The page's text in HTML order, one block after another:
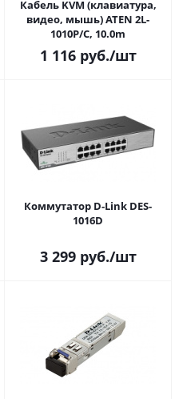
Кабель KVM (клавиатура,
видео, мышь) ATEN 2L-
1010P/С, 10.0m
1 116руб./шт
Коммутатор D-Link DES-
1016D
3 299руб./шт